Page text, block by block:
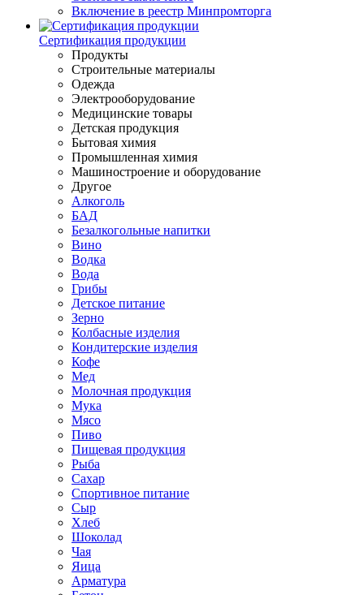
Включение в реестр Минпромторга
Сертификация продукции
Продукты
Строительные материалы
Одежда
Электрооборудование
Медицинские товары
Детская продукция
Бытовая химия
Промышленная химия
Машиностроение и оборудование
Другое
Алкоголь
БАД
Безалкогольные напитки
Вино
Водка
Вода
Грибы
Детское питание
Зерно
Колбасные изделия
Кондитерские изделия
Кофе
Мед
Молочная продукция
Мука
Мясо
Пиво
Пищевая продукция
Рыба
Сахар
Спортивное питание
Сыр
Хлеб
Шоколад
Чая
Яица
Арматура